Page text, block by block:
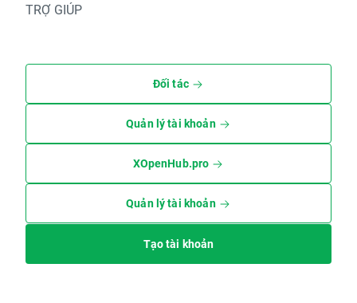
TRỢ GIÚP
Đối tác
Quản lý tài khoản
XOpenHub.pro
Quản lý tài khoản
Tạo tài khoản